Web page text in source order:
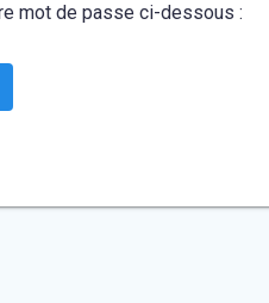
mot de passe ci-dessous :